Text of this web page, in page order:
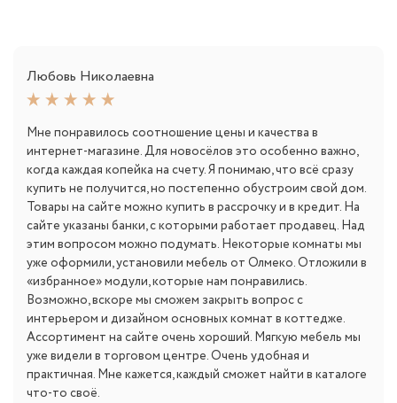
Любовь Николаевна
Мне понравилось соотношение цены и качества в
интернет-магазине. Для новосёлов это особенно важно,
когда каждая копейка на счету. Я понимаю, что всё сразу
купить не получится, но постепенно обустроим свой дом.
Товары на сайте можно купить в рассрочку и в кредит. На
сайте указаны банки, с которыми работает продавец. Над
этим вопросом можно подумать. Некоторые комнаты мы
уже оформили, установили мебель от Олмеко. Отложили в
«избранное» модули, которые нам понравились.
Возможно, вскоре мы сможем закрыть вопрос с
интерьером и дизайном основных комнат в коттедже.
Ассортимент на сайте очень хороший. Мягкую мебель мы
уже видели в торговом центре. Очень удобная и
практичная. Мне кажется, каждый сможет найти в каталоге
что-то своё.